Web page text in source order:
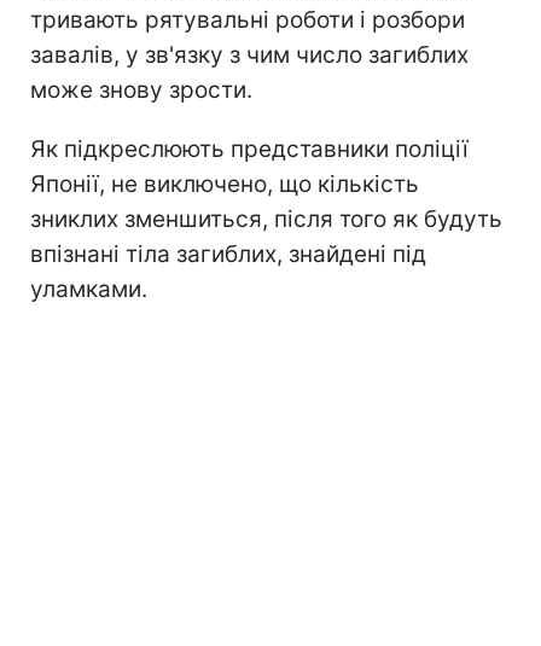
тривають рятувальні роботи і розбори
завалів, у зв'язку з чим число загиблих
може знову зрости.
Як підкреслюють представники поліції
Японії, не виключено, що кількість
зниклих зменшиться, після того як будуть
впізнані тіла загиблих, знайдені під
уламками.